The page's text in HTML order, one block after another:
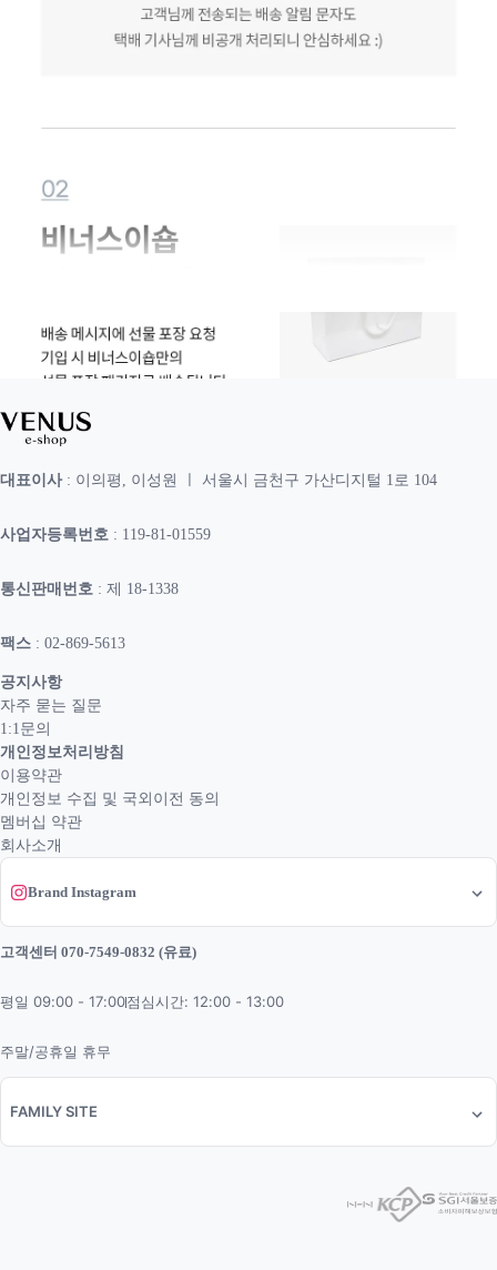
대표이사: 이의평, 이성원 ㅣ 서울시 금천구 가산디지털 1로 104
사업자등록번호 : 119-81-01559
통신판매번호 : 제 18-1338
팩스 : 02-869-5613
공지사항
자주 묻는 질문
1:1문의
개인정보처리방침
이용약관
개인정보 수집 및 국외이전 동의
멤버십 약관
회사소개
Brand Instagram
고객센터 070-7549-0832 (유료)
평일 09:00 - 17:00점심시간: 12:00 - 13:00
주말/공휴일 휴무
FAMILY SITE